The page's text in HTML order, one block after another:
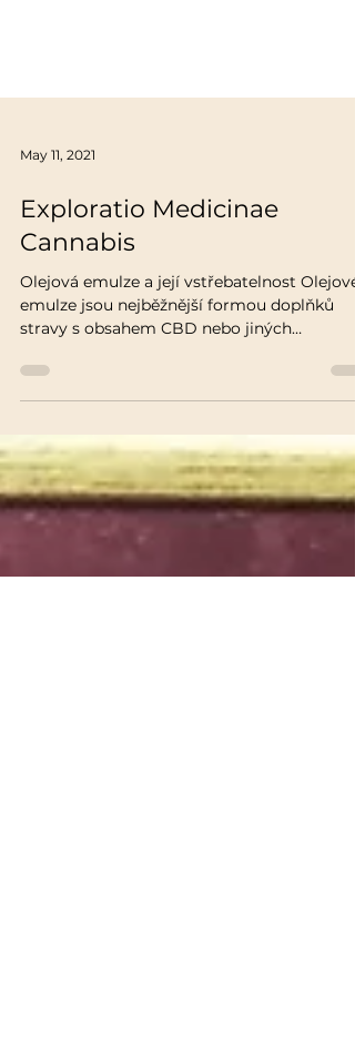
May 11, 2021
Exploratio Medicinae
Cannabis
Olejová emulze a její vstřebatelnost Olejové
emulze jsou nejběžnější formou doplňků
kanabinoidů....